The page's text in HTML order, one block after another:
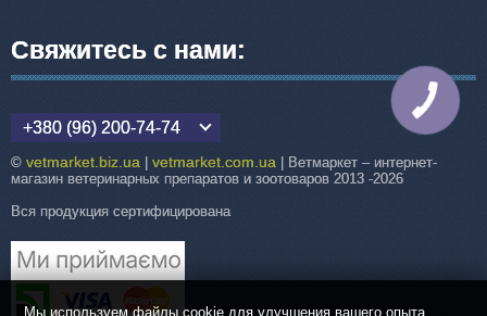
Свяжитесь с нами:
+380 (96) 200-74-74
© vetmarket.biz.ua vetmarket.com.ua | Ветмаркет – интернет-
магазин ветеринарных препаратов и зоотоваров 2013 -2026
Вся продукция сертифицирована
Мы используем файлы cookie для улучшения вашего опыта.
КНОПКА
СВЯЗИ